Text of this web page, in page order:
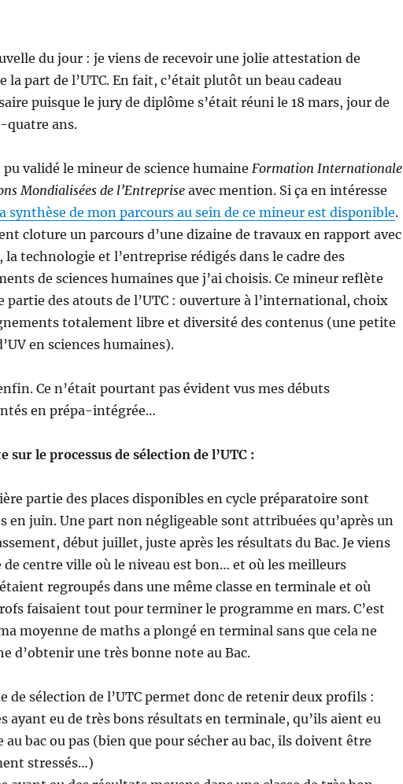
du jour : je viens de recevoir une jolie attestation de
la part de l’UTC. En fait, c’était plutôt un beau cadeau
puisque le jury de diplôme s’était réuni le 18 mars, jour de
quatre ans.
pu validé le mineur de science humaine Formation Internationale
Mondialisées de l’Entrepriseavec mention. Si ça en intéresse
synthèse de mon parcours au sein de ce mineur est disponible.
cloture un parcours d’une dizaine de travaux en rapport avec
la technologie et l’entreprise rédigés dans le cadre des
de sciences humaines que j’ai choisis. Ce mineur reflète
partie des atouts de l’UTC : ouverture à l’international, choix
totalement libre et diversité des contenus (une petite
en sciences humaines).
Ce n’était pourtant pas évident vus mes débuts
en prépa-intégrée…
sur le processus de sélection de l’UTC :
partie des places disponibles en cycle préparatoire sont
en juin. Une part non négligeable sont attribuées qu’après un
début juillet, juste après les résultats du Bac. Je viens
de centre ville où le niveau est bon… et où les meilleurs
regroupés dans une même classe en terminale et où
faisaient tout pour terminer le programme en mars. C’est
moyenne de maths a plongé en terminal sans que cela ne
d’obtenir une très bonne note au Bac.
de sélection de l’UTC permet donc de retenir deux profils :
ayant eu de très bons résultats en terminale, qu’ils aient eu
au bac ou pas (bien que pour sécher au bac, ils doivent être
stressés…)